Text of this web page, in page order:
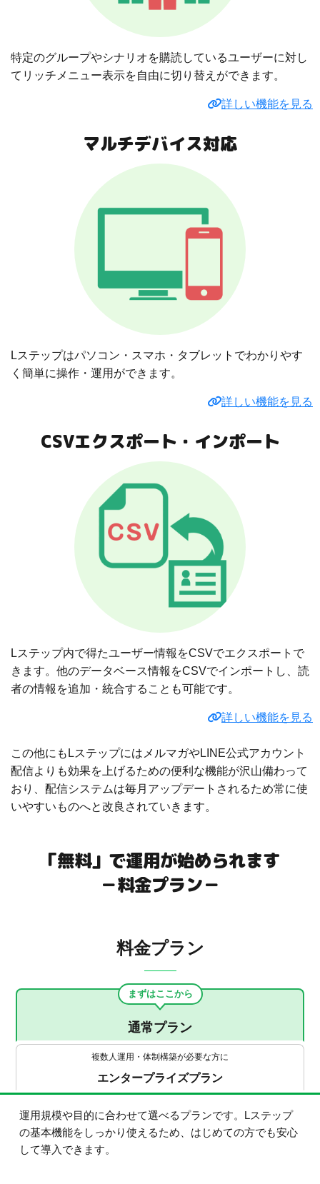
特定のグループやシナリオを購読しているユーザーに対し
てリッチメニュー表示を自由に切り替えができます。
詳しい機能を見る
マルチデバイス対応
Lステップはパソコン・スマホ・タブレットでわかりやす
く簡単に操作・運用ができます。
詳しい機能を見る
CSVエクスポート・インポート
Lステップ内で得たユーザー情報をCSVでエクスポートで
きます。他のデータベース情報をCSVでインポートし、読
者の情報を追加・統合することも可能です。
詳しい機能を見る
この他にもLステップにはメルマガやLINE公式アカウント
配信よりも効果を上げるための便利な機能が沢山備わって
おり、配信システムは毎月アップデートされるため常に使
いやすいものへと改良されていきます。
「無料」で運用が始められます
－料金プラン－
料金プラン
まずはここから
通常プラン
複数人運用・体制構築が必要な方に
エンタープライズプラン
運用規模や目的に合わせて選べるプランです。Lステップ
の基本機能をしっかり使えるため、はじめての方でも安心
して導入できます。